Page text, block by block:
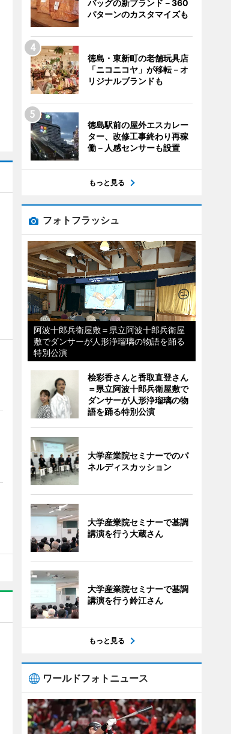
バッグの新ブランド－360
パターンのカスタマイズも
徳島・東新町の老舗玩具店
「ニコニコヤ」が移転－オ
リジナルブランドも
徳島駅前の屋外エスカレー
ター、改修工事終わり再稼
働－人感センサーも設置
もっと見る
フォトフラッシュ
阿波十郎兵衛屋敷＝県立阿波十郎兵衛屋
敷でダンサーが人形浄瑠璃の物語を踊る
特別公演
桧彩香さんと香取直登さん
＝県立阿波十郎兵衛屋敷で
ダンサーが人形浄瑠璃の物
語を踊る特別公演
大学産業院セミナーでのパ
ネルディスカッション
大学産業院セミナーで基調
講演を行う大蔵さん
大学産業院セミナーで基調
講演を行う鈴江さん
もっと見る
ワールドフォトニュース